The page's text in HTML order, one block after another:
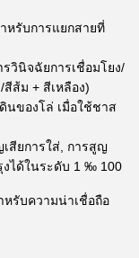
หรับการแยกสายที่
วินิจฉัยการเชื่อมโยง/
สีส้ม + สีเหลือง)
นของโล่ เมื่อใช้ชาส
สียการใส่, การสูญ
งได้ในระดับ 1 ‰ 100
หรับความน่าเชื่อถือ